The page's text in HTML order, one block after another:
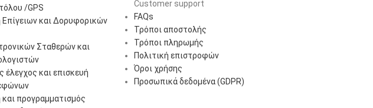
/GPS
Επίγειων και Δορυφορικών
Σταθερών και
έλεγχος και επισκευή
προγραμματισμός
Customer support
FAQs
Τρόποι αποστολής
Τρόποι πληρωμής
Πολιτική επιστροφών
Όροι χρήσης
Προσωπικά δεδομένα (GDPR)